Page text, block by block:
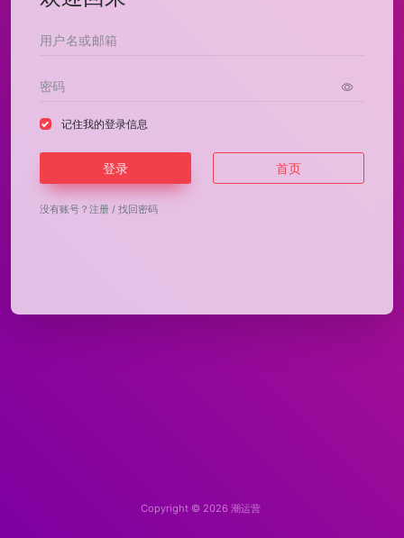
记住我的登录信息
登录 首页
没有账号？ 注册 / 找回密码
Copyright © 2026 潮运营